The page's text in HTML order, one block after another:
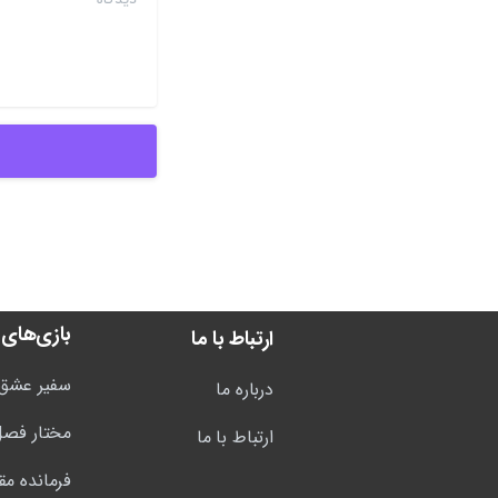
ارتباط با ما
درباره ما
ارتباط با ما
سفیر
مختار
فرمانده